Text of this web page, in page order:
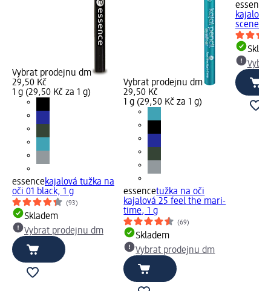
Vybrat prodejnu dm
29,50 Kč
1 g (29,50 Kč za 1 g)
essencekajalová tužka na
oči 01 black, 1 g
(93)
Skladem
Vybrat prodejnu dm
Vybrat prodejnu dm
29,50 Kč
1 g (29,50 Kč za 1 g)
essencetužka na oči
kajalová 25 feel the mari-
time, 1 g
(69)
Skladem
Vybrat prodejnu dm
essence
kajalová
scenes,